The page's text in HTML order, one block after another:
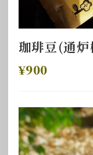
珈琲豆(通炉
¥900